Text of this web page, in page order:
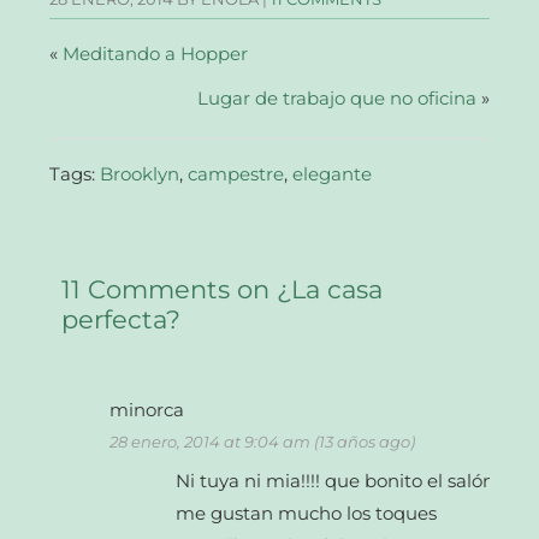
nueva)nueva)nueva)amigo
abre
en
ventana
« Meditando a Hopper
Lugar de trabajo que no oficina »
Tags: Brooklyn,campestre,elegante
11 Comments on ¿La casa
perfecta?
minorca
28 enero, 2014 at 9:04 am (13 años ago)
Ni tuya ni mia!!!! que bonito el salón,
me gustan mucho los toques